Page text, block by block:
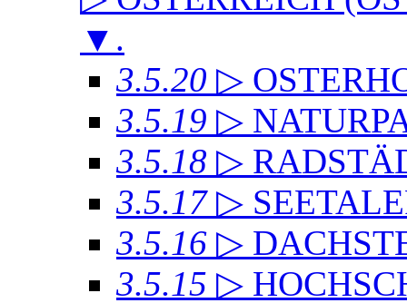
▼ .
3.5.20 ▷
3.5.19 ▷
3.5.18 ▷
3.5.17 ▷
3.5.16 ▷
3.5.15 ▷